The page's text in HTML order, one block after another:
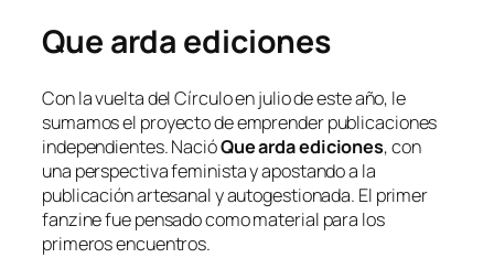
Que arda ediciones
Con la vuelta del Círculo en julio de este año, le
sumamos el proyecto de emprender publicaciones
independientes. NacióQue arda ediciones, con
una perspectiva feminista y apostando a la
publicación artesanal y autogestionada. El primer
fanzine fue pensado como material para los
primeros encuentros.